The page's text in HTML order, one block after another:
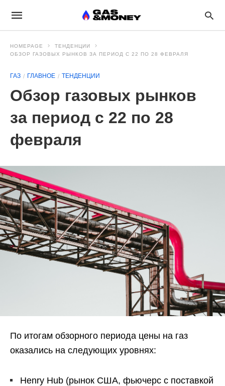
HOMEPAGE
ТЕНДЕНЦИИ
ОБЗОР ГАЗОВЫХ РЫНКОВ ЗА ПЕРИОД С 22 ПО 28 ФЕВРАЛЯ
ГАЗ ГЛАВНОЕ ТЕНДЕНЦИИ
Обзор газовых рынков
за период с 22 по 28
февраля
По итогам обзорного периода цены на газ
оказались на следующих уровнях:
Henry Hub (рынок США, фьючерс с поставкой